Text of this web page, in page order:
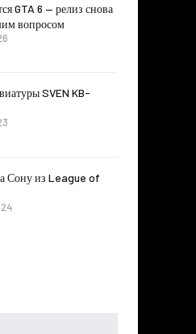
GTA 6 — релиз снова
вопросом
SVEN KB-
Сону из League of